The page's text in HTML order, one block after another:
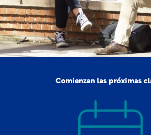
Comienzan las próximas